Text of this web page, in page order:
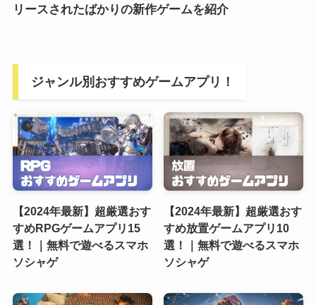
リースされたばかりの新作ゲームを紹介
ジャンル別おすすめゲームアプリ！
【2024年最新】超厳選おす
すめRPGゲームアプリ15
選！｜無料で遊べるスマホ
ソシャゲ
【2024年最新】超厳選おす
すめ放置ゲームアプリ10
選！｜無料で遊べるスマホ
ソシャゲ